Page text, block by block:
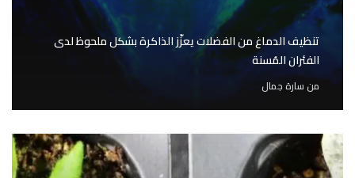
تنظيف الدماغ من الفضلات يعزّز الذاكرة بشكل ملحوظ لدى
الفئران المُسنة
من سارة جمال